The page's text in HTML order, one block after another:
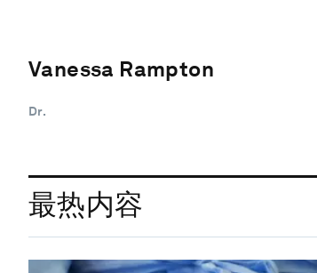
Vanessa Rampton
Dr.
最热内容